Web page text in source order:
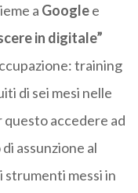
a Googlee
in digitale”
training
di sei mesi nelle
accedere ad
assunzione al
strumenti messi in